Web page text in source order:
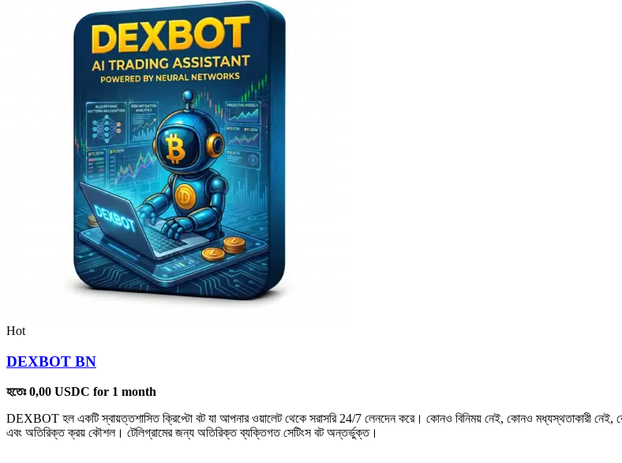
Hot
DEXBOT BN
হতেঃ0,00 USDC for 1 month
DEXBOT হল একটি স্বায়ত্তশাসিত ক্রিপ্টো বট যা আপনার ওয়ালেট থেকে সরাসরি 24/7 লেনদেন করে। কোনও বিনিময় নেই, কোনও মধ্যস্থতাকারী নেই,
এবং অতিরিক্ত ক্রয় কৌশল। টেলিগ্রামের জন্য অতিরিক্ত ব্যক্তিগত সেটিংস বট অন্তর্ভুক্ত।